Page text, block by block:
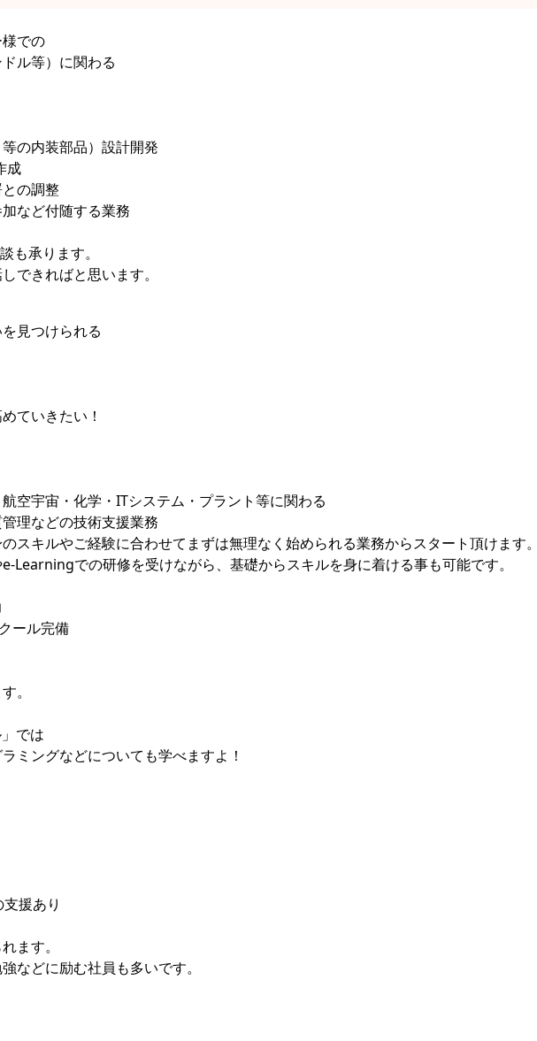
での
ル等）に関わる
の内装部品）設計開発
成
の調整
など付随する業務
も承ります。
できればと思います。
見つけられる
ていきたい！
空宇宙・化学・ITシステム・プラント等に関わる
理などの技術支援業務
キルやご経験に合わせてまずは無理なく始められる業務からスタート頂けます。
Learningでの研修を受けながら、基礎からスキルを身に着ける事も可能です。
ール完備
。
では
ミングなどについても学べますよ！
援あり
ます。
などに励む社員も多いです。